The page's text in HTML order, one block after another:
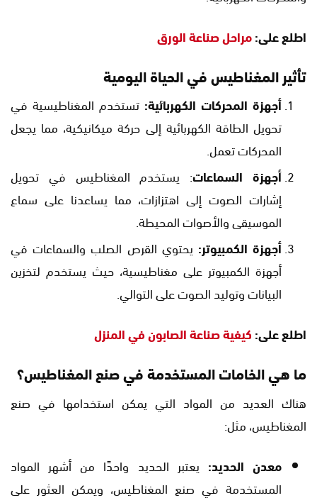
اطلع على:مراحل صناعة الورق
تأثير المغناطيس في الحياة اليومية
أجهزة المحركات الكهربائية: تستخدم المغناطيسية في
تحويل الطاقة الكهربائية إلى حركة ميكانيكية، مما يجعل
المحركات تعمل.
أجهزة السماعات: يستخدم المغناطيس في تحويل
إشارات الصوت إلى اهتزازات، مما يساعدنا على سماع
الموسيقى والأصوات المحيطة.
أجهزة الكمبيوتر: يحتوي القرص الصلب والسماعات في
أجهزة الكمبيوتر على مغناطيسية، حيث يستخدم لتخزين
البيانات وتوليد الصوت على التوالي.
اطلع على:كيفية صناعة الصابون في المنزل
ما هي الخامات المستخدمة في صنع المغناطيس؟
هناك العديد من المواد التي يمكن استخدامها في صنع
المغناطيس، مثل:
معدن الحديد: يعتبر الحديد واحدًا من أشهر المواد
المستخدمة في صنع المغناطيس، ويمكن العثور على